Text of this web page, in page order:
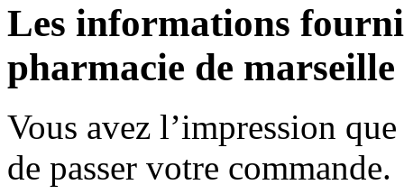
Les informations
pharmacie de marseille
Vous avez l’impression
de passer votre commande.